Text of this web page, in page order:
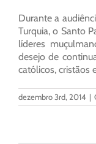
Durante a
Turquia, o Santo
líderes
desejo de
católicos, cristãos
dezembro 3rd, 2014 |